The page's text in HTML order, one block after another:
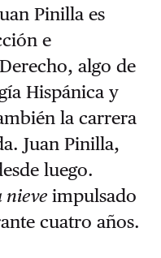
Pinilla es
e
algo de
Hispánica y
la carrera
Juan Pinilla,
luego.
nieveimpulsado
cuatro años.